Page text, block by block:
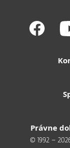
Právne
© 1992 –